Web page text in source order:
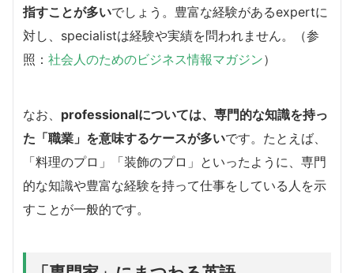
指すことが多いでしょう。豊富な経験があるexpertに
対し、specialistは経験や実績を問われません。（参
照： 社会人のためのビジネス情報マガジン）
なお、 professionalについては、専門的な知識を持っ
た「職業」を意味するケースが多いです。たとえば、
「料理のプロ」「装飾のプロ」といったように、専門
的な知識や豊富な経験を持って仕事をしている人を示
すことが一般的です。